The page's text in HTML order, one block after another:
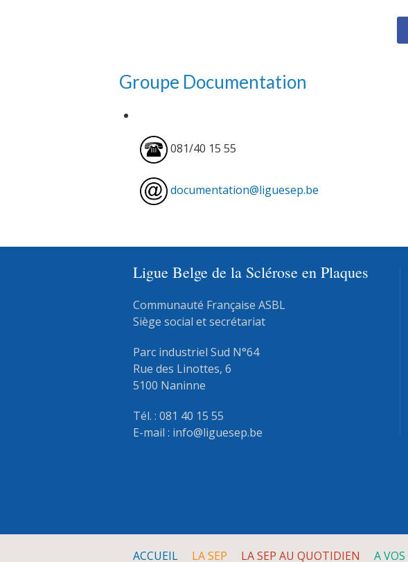
Groupe Documentation
081/40 15 55
documentation@liguesep.be
Ligue Belge de la Sclérose en Plaques
Communauté Française ASBL
Siège social et secrétariat
Parc industriel Sud N°64
Rue des Linottes, 6
5100 Naninne
Tél. : 081 40 15 55
E-mail : info@liguesep.be
ACCUEIL LA SEP LA SEP AU QUOTIDIEN A